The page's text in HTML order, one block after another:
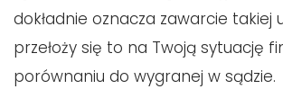
dokładnie oznacza zawarcie takiej
przełoży się to na Twoją sytuację
porównaniu do wygranej w sądzie.